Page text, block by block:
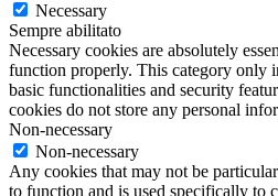
Necessary
Sempre abilitato
Necessary cookies are absolutely
function properly. This category only
basic functionalities and security
cookies do not store any personal
Non-necessary
Non-necessary
Any cookies that may not be
to function and is used specifically to